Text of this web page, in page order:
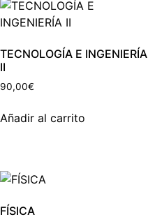
TECNOLOGÍA E INGENIERÍA
II
90,00€
Añadir al carrito
FÍSICA